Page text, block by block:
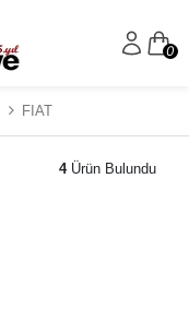
0
FIAT
4Ürün Bulundu